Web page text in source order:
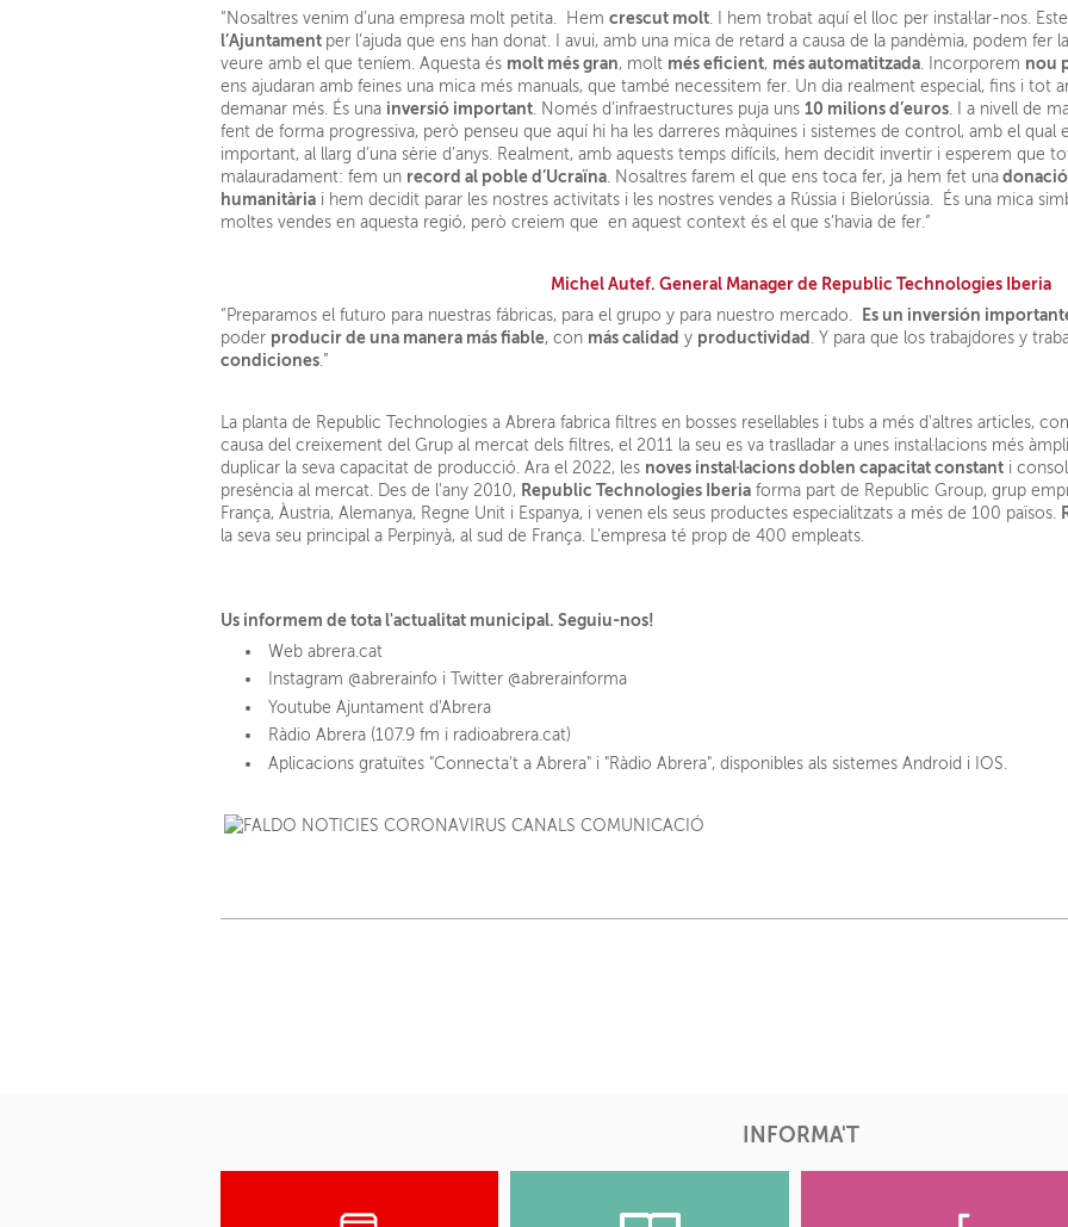
“Nosaltres venim d’una empresa molt petita. Hem crescut molt. I hem trobat aquí el lloc per instal·lar-nos.
l’Ajuntament per l’ajuda que ens han donat. I avui, amb una mica de retard a causa de la pandèmia, podem fer la
veure amb el que teníem. Aquesta és molt més gran, molt més eficient, més automatitzada. Incorporem nou
ens ajudaran amb feines una mica més manuals, que també necessitem fer. Un dia realment especial, fins i tot
demanar més. És una inversió important. Només d’infraestructures puja uns 10 milions d’euros. I a nivell de
fent de forma progressiva, però penseu que aquí hi ha les darreres màquines i sistemes de control, amb el qual
important, al llarg d’una sèrie d’anys. Realment, amb aquests temps difícils, hem decidit invertir i esperem que
malauradament: fem un record al poble d’Ucraïna. Nosaltres farem el que ens toca fer, ja hem fet unadonació
humanitàriai hem decidit parar les nostres activitats i les nostres vendes a Rússia i Bielorússia. És una mica
moltes vendes en aquesta regió, però creiem que en aquest context és el que s’havia de fer.”
Michel Autef. General Manager de Republic Technologies Iberia
“Preparamos el futuro para nuestras fábricas, para el grupo y para nuestro mercado. Es un inversión
poder producir de una manera más fiable, con más calidad y productividad . Y para que los trabajdores y
condiciones.”
La planta de Republic Technologies a Abrera fabrica filtres en bosses resellables i tubs a més d'altres articles,
causa del creixement del Grup al mercat dels filtres, el 2011 la seu es va traslladar a unes instal·lacions més
duplicar la seva capacitat de producció. Ara el 2022, les noves instal·lacions doblen capacitat constanti
presència al mercat. Des de l'any 2010, Republic Technologies Iberiaforma part de Republic Group, grup
França, Àustria, Alemanya, Regne Unit i Espanya, i venen els seus productes especialitzats a més de 100 països.
la seva seu principal a Perpinyà, al sud de França. L'empresa té prop de 400 empleats.
Us informem de tota l'actualitat municipal. Seguiu-nos!
Web abrera.cat
Instagram @abrerainfo i Twitter @abrerainforma
Youtube Ajuntament d'Abrera
Ràdio Abrera (107.9 fm i radioabrera.cat)
Aplicacions gratuïtes "Connecta't a Abrera" i "Ràdio Abrera", disponibles als sistemes Android i IOS.
INFORMA'T